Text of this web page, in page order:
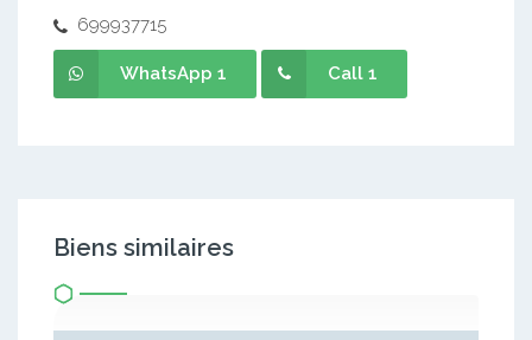
699937715
WhatsApp 1 Call 1
Biens similaires